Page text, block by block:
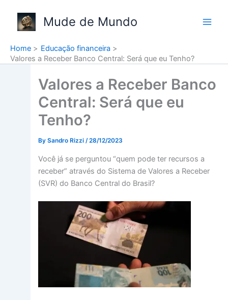
content
Mude de Mundo
Home
Educação financeira
Valores a Receber Banco Central: Será que eu Tenho?
Valores a Receber Banco
Central: Será que eu
Tenho?
By Sandro Rizzi /28/12/2023
Você já se perguntou “quem pode ter recursos a
receber” através do Sistema de Valores a Receber
(SVR) do Banco Central do Brasil?